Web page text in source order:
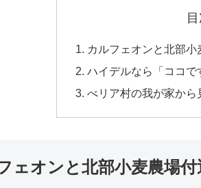
カルフェオンと北部
ハイデルなら「ココで
べリア村の我が家か
ェオンと北部小麦農場